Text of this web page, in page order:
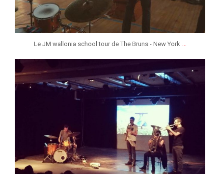
Le JM wallonia school tour de The Bruns - New York ...
Jan 25